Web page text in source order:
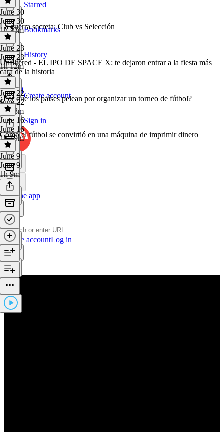
Starred
Bookmarks
History
Create account
Sign in
Get the app
Create accountLog in
June 30
June 30
1h 23m
La guerra secreta: Club vs Selección
June 23
June 23
1h 12m
Unfiltered - EL IPO DE SPACE X: te dejaron entrar a la fiesta más
cara de la historia
June 22
June 22
1h 18m
¿Por qué los países pelean por organizar un torneo de fútbol?
June 16
June 16
1h 19m
Cómo el fútbol se convirtió en una máquina de imprimir dinero
June 9
June 9
1h 9m